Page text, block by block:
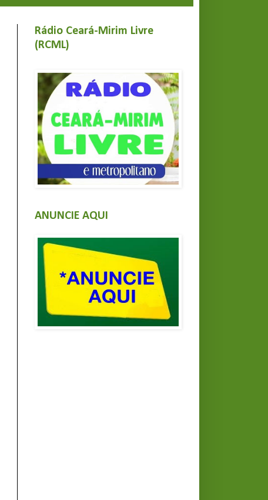
Rádio Ceará-Mirim Livre
(RCML)
ANUNCIE AQUI